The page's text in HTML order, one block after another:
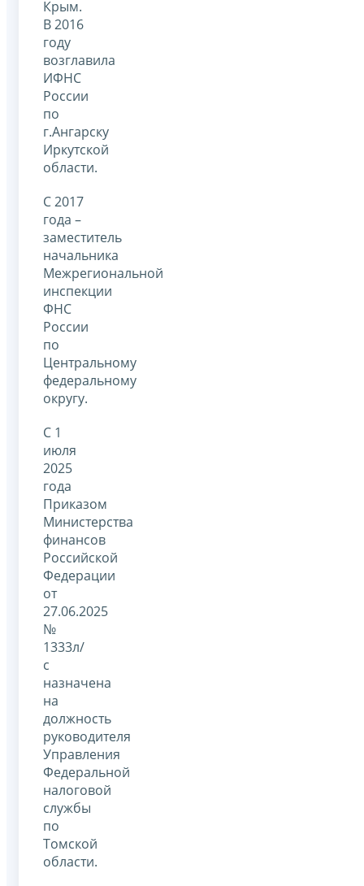
Крым.
В 2016
году
возглавила
ИФНС
России
по
г.Ангарску
Иркутской
области.
С 2017
года –
заместитель
начальника
Межрегиональной
инспекции
ФНС
России
по
Центральному
федеральному
округу.
С 1
июля
2025
года
Приказом
Министерства
финансов
Российской
Федерации
от
27.06.2025
№
1333л/
с
назначена
на
должность
руководителя
Управления
Федеральной
налоговой
службы
по
Томской
области.